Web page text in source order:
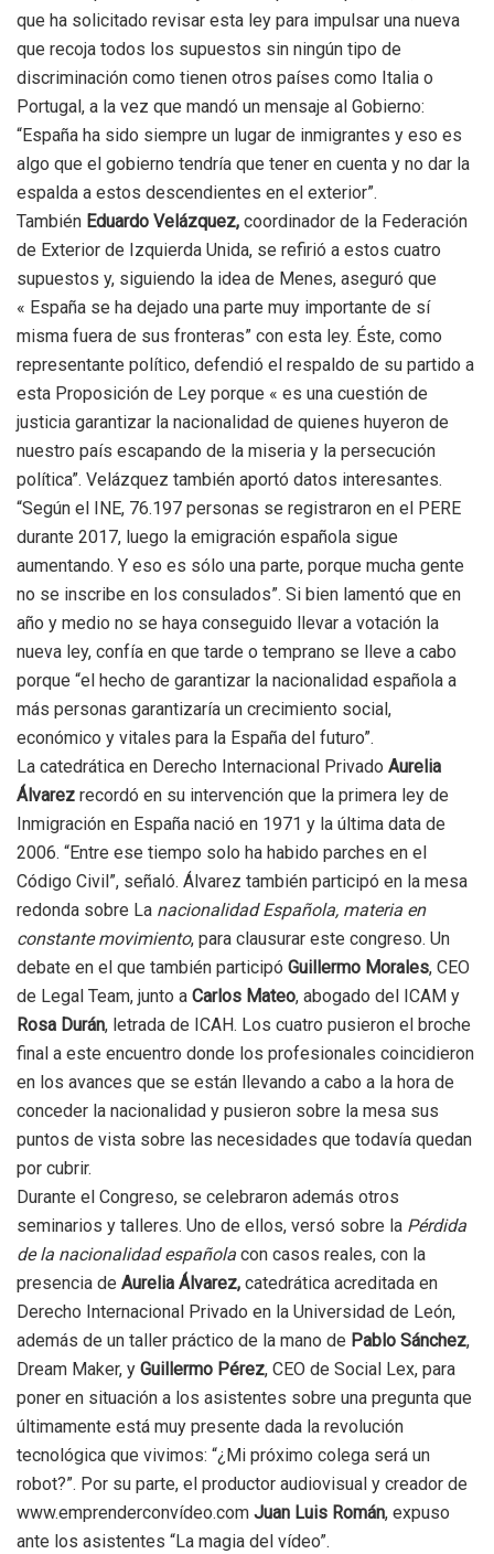
que ha solicitado revisar esta ley para impulsar una nueva
que recoja todos los supuestos sin ningún tipo de
discriminación como tienen otros países como Italia o
Portugal, a la vez que mandó un mensaje al Gobierno:
“España ha sido siempre un lugar de inmigrantes y eso es
algo que el gobierno tendría que tener en cuenta y no dar la
espalda a estos descendientes en el exterior”.
También Eduardo Velázquez, coordinador de la Federación
de Exterior de Izquierda Unida, se refirió a estos cuatro
supuestos y, siguiendo la idea de Menes, aseguró que
« España se ha dejado una parte muy importante de sí
misma fuera de sus fronteras” con esta ley. Éste, como
representante político, defendió el respaldo de su partido a
esta Proposición de Ley porque « es una cuestión de
justicia garantizar la nacionalidad de quienes huyeron de
nuestro país escapando de la miseria y la persecución
política”. Velázquez también aportó datos interesantes.
“Según el INE, 76.197 personas se registraron en el PERE
durante 2017, luego la emigración española sigue
aumentando. Y eso es sólo una parte, porque mucha gente
no se inscribe en los consulados”. Si bien lamentó que en
año y medio no se haya conseguido llevar a votación la
nueva ley, confía en que tarde o temprano se lleve a cabo
porque “el hecho de garantizar la nacionalidad española a
más personas garantizaría un crecimiento social,
económico y vitales para la España del futuro”.
La catedrática en Derecho Internacional Privado Aurelia
Álvarez recordó en su intervención que la primera ley de
Inmigración en España nació en 1971 y la última data de
2006. “Entre ese tiempo solo ha habido parches en el
Código Civil”, señaló. Álvarez también participó en la mesa
redonda sobre La nacionalidad Española, materia en
constante movimiento, para clausurar este congreso. Un
debate en el que también participó Guillermo Morales, CEO
de Legal Team, junto a Carlos Mateo, abogado del ICAM y
Rosa Durán, letrada de ICAH. Los cuatro pusieron el broche
final a este encuentro donde los profesionales coincidieron
en los avances que se están llevando a cabo a la hora de
conceder la nacionalidad y pusieron sobre la mesa sus
puntos de vista sobre las necesidades que todavía quedan
por cubrir.
Durante el Congreso, se celebraron además otros
seminarios y talleres. Uno de ellos, versó sobre la Pérdida
de la nacionalidad española con casos reales, con la
presencia de Aurelia Álvarez, catedrática acreditada en
Derecho Internacional Privado en la Universidad de León,
además de un taller práctico de la mano de Pablo Sánchez,
Dream Maker, y Guillermo Pérez, CEO de Social Lex, para
poner en situación a los asistentes sobre una pregunta que
últimamente está muy presente dada la revolución
tecnológica que vivimos: “¿Mi próximo colega será un
robot?”. Por su parte, el productor audiovisual y creador de
www.emprenderconvídeo.com Juan Luis Román, expuso
ante los asistentes “La magia del vídeo”.